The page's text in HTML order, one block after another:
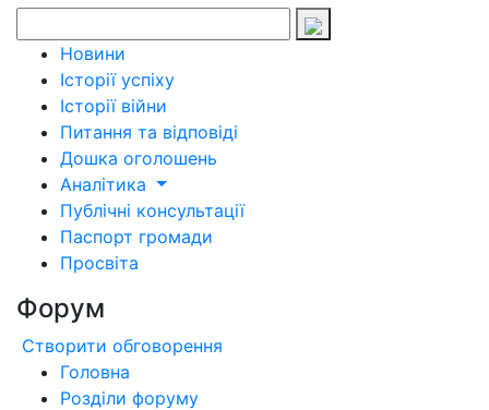
Новини
Історії успіху
Історії війни
Питання та відповіді
Дошка оголошень
Аналітика
Публічні консультації
Паспорт громади
Просвіта
Форум
Створити обговорення
Головна
Розділи форуму